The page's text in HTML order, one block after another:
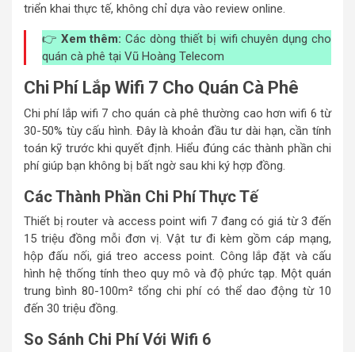
triển khai thực tế, không chỉ dựa vào review online.
👉 Xem thêm: Các dòng thiết bị wifi chuyên dụng cho
quán cà phê tại Vũ Hoàng Telecom
Chi Phí Lắp Wifi 7 Cho Quán Cà Phê
Chi phí lắp wifi 7 cho quán cà phê thường cao hơn wifi 6 từ
30-50% tùy cấu hình. Đây là khoản đầu tư dài hạn, cần tính
toán kỹ trước khi quyết định. Hiểu đúng các thành phần chi
phí giúp bạn không bị bất ngờ sau khi ký hợp đồng.
Các Thành Phần Chi Phí Thực Tế
Thiết bị router và access point wifi 7 đang có giá từ 3 đến
15 triệu đồng mỗi đơn vị. Vật tư đi kèm gồm cáp mạng,
hộp đấu nối, giá treo access point. Công lắp đặt và cấu
hình hệ thống tính theo quy mô và độ phức tạp. Một quán
trung bình 80-100m² tổng chi phí có thể dao động từ 10
đến 30 triệu đồng.
So Sánh Chi Phí Với Wifi 6